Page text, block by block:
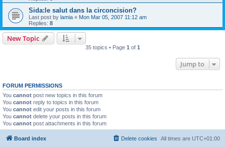
Sida:le salut dans la circoncision?
Last post by lamia « Mon Mar 05, 2007 11:12 am
Replies: 8
New Topic
35 topics • Page 1 of 1
Jump to
FORUM PERMISSIONS
You cannot post new topics in this forum
You cannot reply to topics in this forum
You cannot edit your posts in this forum
You cannot delete your posts in this forum
You cannot post attachments in this forum
Board index All times are UTC+01:00
Delete cookies